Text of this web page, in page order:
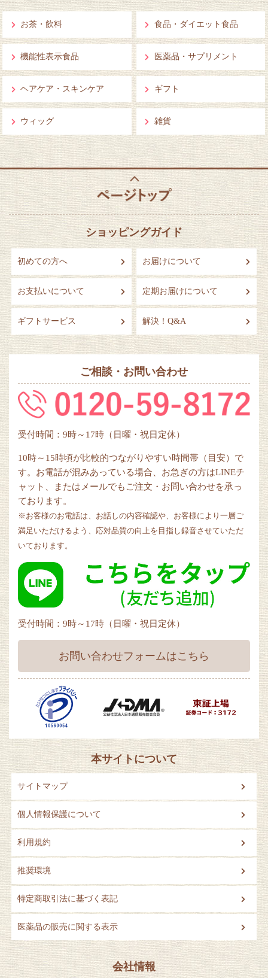
お茶・飲料 食品・ダイエット食品
機能性表示食品 医薬品・サプリメント
ヘアケア・スキンケア ギフト
ウィッグ 雑貨
ショッピングガイド
初めての方へ お届けについて
お支払いについて 定期お届けについて
ギフトサービス 解決！Q&A
ご相談・お問い合わせ
受付時間：9時～17時（日曜・祝日定休）
10時～15時頃が比較的つながりやすい時間帯（目安）で
す。お電話が混みあっている場合、お急ぎの方はLINEチ
ャット、またはメールでもご注文・お問い合わせを承っ
ております。
※お客様のお電話は、お話しの内容確認や、お客様により一層ご
満足いただけるよう、応対品質の向上を目指し録音させていただ
いております。
受付時間：9時～17時（日曜・祝日定休）
お問い合わせフォームはこちら
本サイトについて
サイトマップ
個人情報保護について
利用規約
推奨環境
特定商取引法に基づく表記
医薬品の販売に関する表示
会社情報